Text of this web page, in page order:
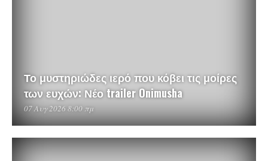
Το μυστηριώδες ιερό που κόβει τις μοίρες
των ευχών: Νέο trailer Onimusha
07 Αυγ 2026 8:00 πμ